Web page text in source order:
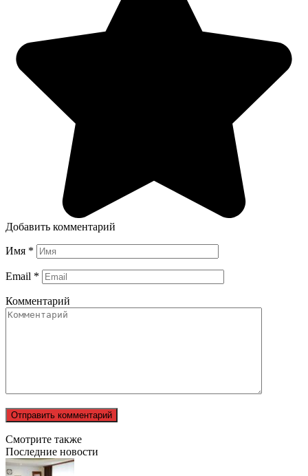
Добавить комментарий
Имя *
Email *
Комментарий
Смотрите также
Последние новости